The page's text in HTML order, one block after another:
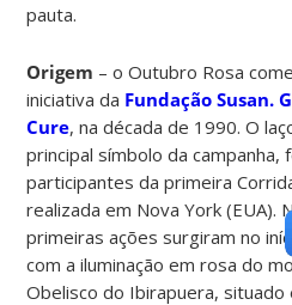
pauta.
Origem – o Outubro Rosa
iniciativa da Fundação Susan.
Cure, na década de 1990. O
principal símbolo da campanha,
participantes da primeira
realizada em Nova York (EUA).
primeiras ações surgiram no
com a iluminação em rosa do
Obelisco do Ibirapuera, situado